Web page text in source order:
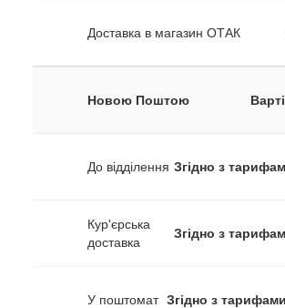
Доставка в магазин ОТАК
Новою Поштою
До відділення Згідно з
Кур'єрська
доставка
Згідно з
У поштомат Згідно з